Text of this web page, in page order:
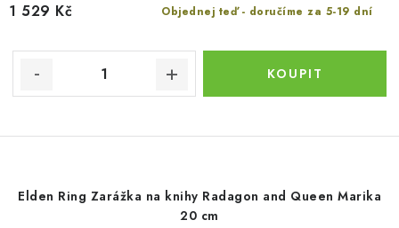
Objednej teď - doručíme za 5-19 dní
1 529 Kč
Elden Ring Zarážka na knihy Radagon and Queen Marika
20 cm